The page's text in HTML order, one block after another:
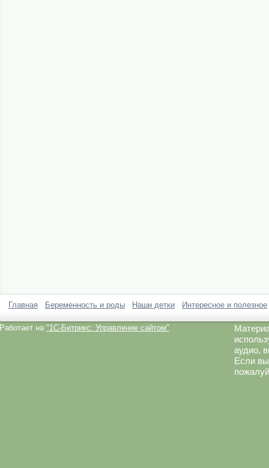
Главная Беременность и роды Наши детки Интересное и полезное
Работает на "1C-Битрикс: Управление сайтом"
аудио,
Если вы